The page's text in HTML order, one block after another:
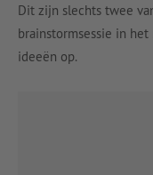
Dit zijn slechts twee
brainstormsessie in
ideeën op.